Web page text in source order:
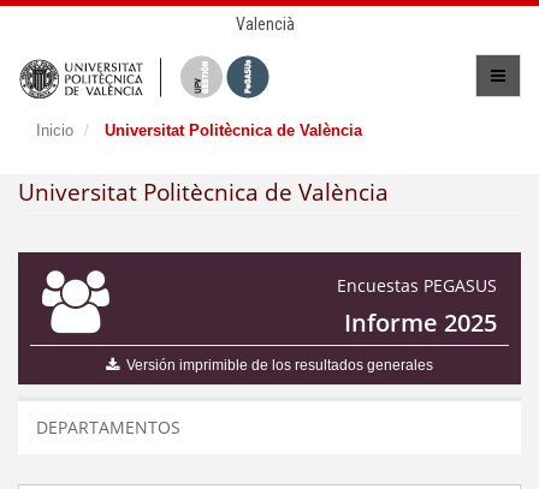
Valencià
Inicio Universitat Politècnica de València
Universitat Politècnica de València
Encuestas PEGASUS
Informe 2025
Versión imprimible de los resultados generales
DEPARTAMENTOS